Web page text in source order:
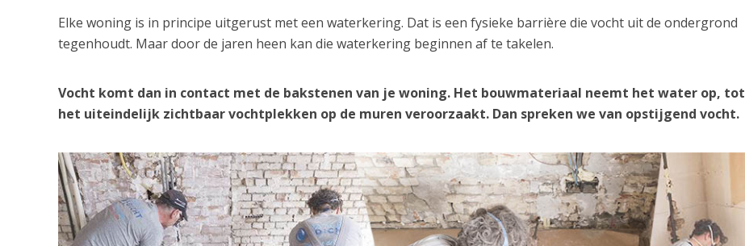
Elke woning is in principe uitgerust met een waterkering. Dat is een fysieke barrière die vocht uit de ondergrond
tegenhoudt. Maar door de jaren heen kan die waterkering beginnen af te takelen.
Vocht komt dan in contact met de bakstenen van je woning. Het bouwmateriaal neemt het water op, tot
het uiteindelijk zichtbaar vochtplekken op de muren veroorzaakt. Dan spreken we van opstijgend vocht.